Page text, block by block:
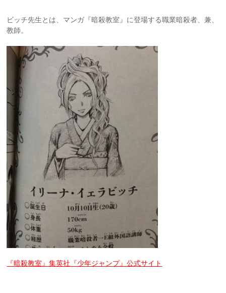
ビッチ先生とは、マンガ『暗殺教室』に登場する職業暗殺者、兼、
教師。
『暗殺教室』集英社『少年ジャンプ』公式サイト